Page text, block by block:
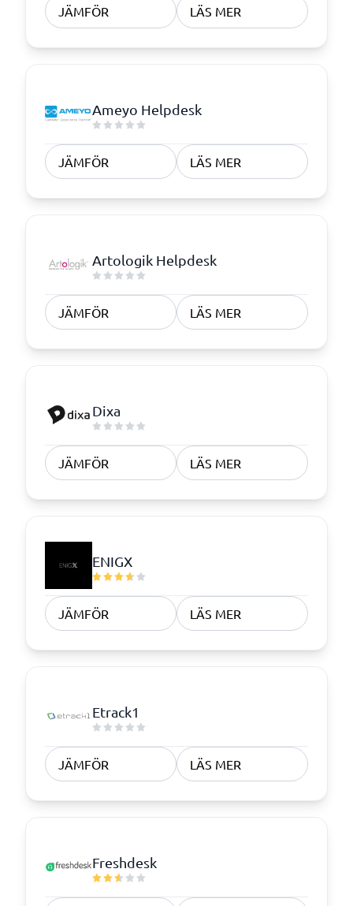
JÄMFÖR LÄS MER
Ameyo Helpdesk
JÄMFÖR LÄS MER
Artologik Helpdesk
JÄMFÖR LÄS MER
Dixa
JÄMFÖR LÄS MER
ENIGX
JÄMFÖR LÄS MER
Etrack1
JÄMFÖR LÄS MER
Freshdesk